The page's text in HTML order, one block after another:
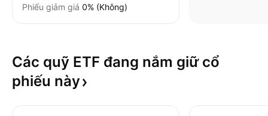
Phiếu giảm giá 0% (Không)
Các quỹ ETF đang nắm giữ cổ
phiếu này